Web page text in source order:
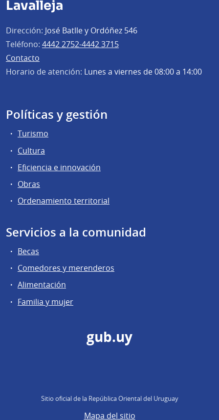
Lavalleja
Dirección: José Batlle y Ordóñez 546
Teléfono: 4442 2752-4442 3715
Contacto
Horario de atención: Lunes a viernes de 08:00 a 14:00
Políticas y gestión
Turismo
Cultura
Eficiencia e innovación
Obras
Ordenamiento territorial
Servicios a la comunidad
Becas
Comedores y merenderos
Alimentación
Familia y mujer
gub.uy
Sitio oficial de la República Oriental del Uruguay
Mapa del sitio